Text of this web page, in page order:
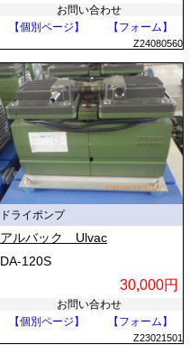
お問い合わせ
【個別ページ】
【フォーム】
Z24080560
ドライポンプ
アルバック Ulvac
DA-120S
30,000円
お問い合わせ
【個別ページ】
【フォーム】
Z23021501